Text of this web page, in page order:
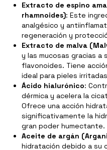
Extracto de espino
rhamnoides): Este
analgésico y
regeneración y
Extracto de malva
y las mucosas gracias a
flavonoides. Tiene
ideal para pieles
Ácido hialurónico:
dérmica y acelera la
Ofrece una acción
significativamente la
gran poder humectante.
Aceite de argán
hidratación debido a su